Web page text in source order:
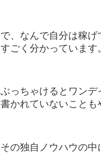
で、なんで自分は稼げ
すごく分かっています
ぶっちゃけるとワンデ
書かれていないことも
その独自ノウハウの中